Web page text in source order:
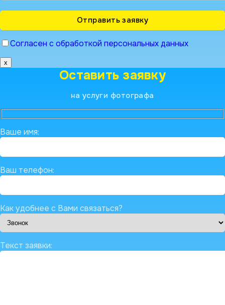
Согласен с обработкой персональных данных
x
Оставить заявку
на услуги фотографа
Ваше имя:
Ваш телефон:
Как удобнее с Вами связаться?
Текст заявки: